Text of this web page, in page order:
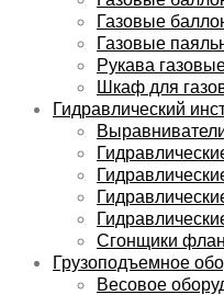
Газовые
Газовые
Рукава
Шкаф для
Гидравлический
Сгонщики
Грузоподъемное
Весовое